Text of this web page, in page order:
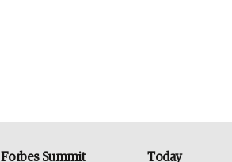
Forbes Summit Today